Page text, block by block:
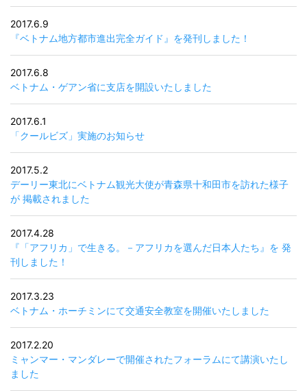
2017.6.9
『ベトナム地方都市進出完全ガイド』を発刊しました！
2017.6.8
ベトナム・ゲアン省に支店を開設いたしました
2017.6.1
「クールビズ」実施のお知らせ
2017.5.2
デーリー東北にベトナム観光大使が青森県十和田市を訪れた様子
が 掲載されました
2017.4.28
『「アフリカ」で生きる。－アフリカを選んだ日本人たち』を 発
刊しました！
2017.3.23
ベトナム・ホーチミンにて交通安全教室を開催いたしました
2017.2.20
ミャンマー・マンダレーで開催されたフォーラムにて講演いたし
ました